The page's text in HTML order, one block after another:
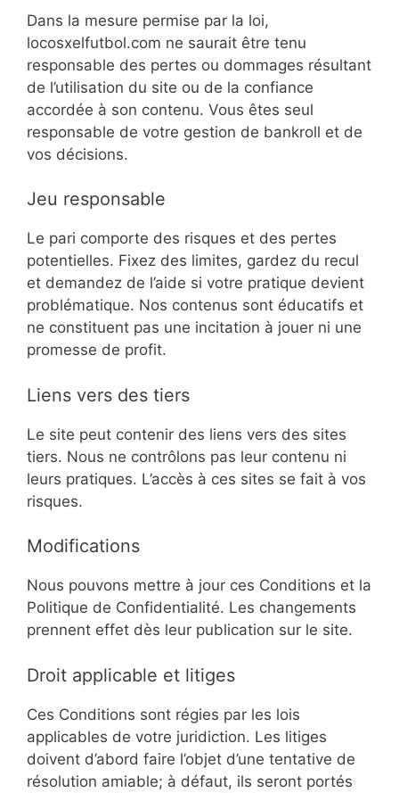
Dans la mesure permise par la loi,
locosxelfutbol.com ne saurait être tenu
responsable des pertes ou dommages résultant
de l’utilisation du site ou de la confiance
accordée à son contenu. Vous êtes seul
responsable de votre gestion de bankroll et de
vos décisions.
Jeu responsable
Le pari comporte des risques et des pertes
potentielles. Fixez des limites, gardez du recul
et demandez de l’aide si votre pratique devient
problématique. Nos contenus sont éducatifs et
ne constituent pas une incitation à jouer ni une
promesse de profit.
Liens vers des tiers
Le site peut contenir des liens vers des sites
tiers. Nous ne contrôlons pas leur contenu ni
leurs pratiques. L’accès à ces sites se fait à vos
risques.
Modifications
Nous pouvons mettre à jour ces Conditions et la
Politique de Confidentialité. Les changements
prennent effet dès leur publication sur le site.
Droit applicable et litiges
Ces Conditions sont régies par les lois
applicables de votre juridiction. Les litiges
doivent d’abord faire l’objet d’une tentative de
résolution amiable; à défaut, ils seront portés